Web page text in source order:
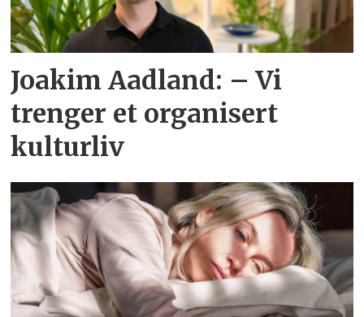
Joakim Aadland: – Vi
trenger et organisert
kulturliv